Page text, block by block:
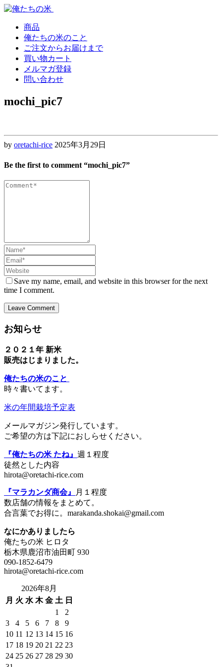
Skip
navigation
Skip
content商品
俺たちの米のこと
ご注文からお届けまで
買い物カート
メルマガ登録
問い合わせ
mochi_pic7
by oretachi-rice 2025年3月29日
Be the first to comment “mochi_pic7”
Comment
Name
Email
Website
Save my name, email, and website in this browser for the next
time I comment.
お知らせ
２０２１年 新米
販売はじまりました。
俺たちの米のこと
時々書いてます。
米の年間栽培予定表
メールマガジン発行しています。
ご希望の方は下記におしらせください。
『俺たちの米 たね』 週１程度
徒然とした内容
hirota@oretachi-rice.com
『マラカンダ商会』
月１程度
数店舗の情報をまとめて。
合言葉でお得に。marakanda.shokai@gmail.com
なにかありましたら
俺たちの米 ヒロタ
栃木県鹿沼市油田町 930
090-1852-6479
hirota@oretachi-rice.com
2026年8月
月 火 水 木 金 土 日
1
2
3
4 5 6 7 8
9
10 11 12 13 14 15 16
17 18 19 20 21 22 23
24 25 26 27 28 29 30